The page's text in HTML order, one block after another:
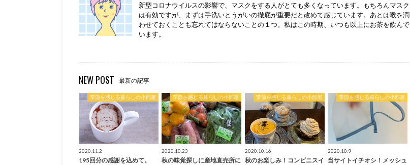
新型コロナウイルスの影響で、マスクをする人がとても多くなっています。もちろんマスク
は有効ですが、まずは手洗いとうがいの徹底が重要だと改めて感じています。あとは喉を潤
わせておくことも忘れてはならないことの１つ。私はこの時期、いつも以上にお茶を飲んで
います。
NEW POST 最新の記事
季節を感じる暮らしの小部屋
2020.11.2
195回分の感謝を込めて。
季節を感じる暮らしの小部屋
2020.10.23
秋の味覚探しに産地直売所に
季節を感じる暮らしの小部屋
2020.10.16
秋のお楽しみ！コンビニスイ
季節を感じる暮らしの小部屋
2020.10.9
当サイトイチオシ！メッシュ